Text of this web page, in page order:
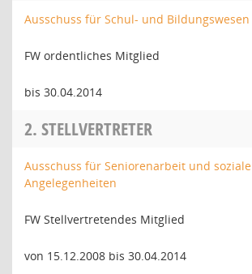
Ausschuss für Schul- und Bildungswesen
FW ordentliches Mitglied
bis 30.04.2014
2. STELLVERTRETER
Ausschuss für Seniorenarbeit und soziale
Angelegenheiten
FW Stellvertretendes Mitglied
von 15.12.2008 bis 30.04.2014